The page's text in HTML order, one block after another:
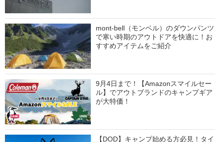
mont-bell（モンベル）のダウンパンツ
で寒い時期のアウトドアを快適に！お
すすめアイテムをご紹介
9月4日まで！【Amazonスマイルセー
ル】でアウトブランドのキャンプギア
が大特価！
【DOD】キャンプ始める方必見！タイ